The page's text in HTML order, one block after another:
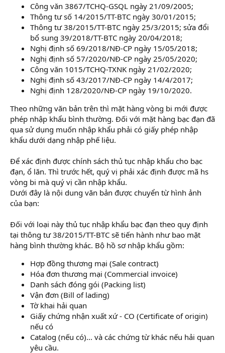
Công văn 3867/TCHQ-GSQL ngày 21/09/2005;
Thông tư số 14/2015/TT-BTC ngày 30/01/2015;
Thông tư 38/2015/TT-BTC ngày 25/3/2015; sửa đổi
bổ sung 39/2018/TT-BTC ngày 20/04/2018;
Nghị định số 69/2018/NĐ-CP ngày 15/05/2018;
Nghị định số 57/2020/NĐ-CP ngày 25/05/2020;
Công văn 1015/TCHQ-TXNK ngày 21/02/2020;
Nghị định số 43/2017/NĐ-CP ngày 14/4/2017;
Nghị định 128/2020/NĐ-CP ngày 19/10/2020.
Theo những văn bản trên thì mặt hàng vòng bi mới được
phép nhập khẩu bình thường. Đối với mặt hàng bạc đạn đã
qua sử dụng muốn nhập khẩu phải có giấy phép nhập
khẩu dưới dạng nhập phế liệu.
Để xác định được chính sách thủ tục nhập khẩu cho bạc
đạn, ổ lăn. Thì trước hết, quý vị phải xác định được mã hs
vòng bi mà quý vị cần nhập khẩu.
Dưới đây là nội dung văn bản được chuyển từ hình ảnh
của bạn:
Đối với loại này thủ tục nhập khẩu bạc đạn theo quy định
tại thông tư 38/2015/TT-BTC sẽ tiến hành như bao mặt
hàng bình thường khác. Bộ hồ sơ nhập khẩu gồm:
Hợp đồng thương mại (Sale contract)
Hóa đơn thương mại (Commercial invoice)
Danh sách đóng gói (Packing list)
Vận đơn (Bill of lading)
Tờ khai hải quan
Giấy chứng nhận xuất xứ - CO (Certificate of origin)
nếu có
Catalog (nếu có)... và các chứng từ khác nếu hải quan
yêu cầu.